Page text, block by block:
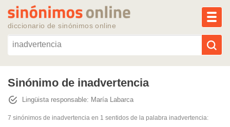
diccionario de sinónimos online
Reescribir texto con IA
Sinónimos populares
Sinónimo de inadvertencia
Lingüista responsable: María Labarca
7 sinónimos de inadvertencia en 1 sentidos de la palabra inadvertencia: